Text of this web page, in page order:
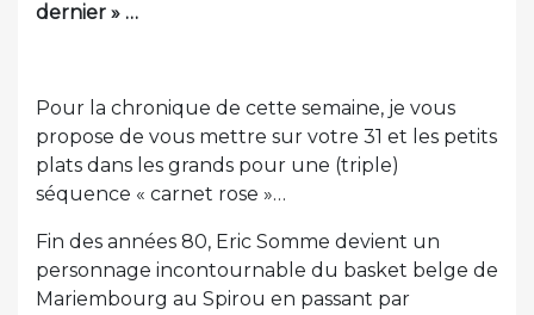
dernier » …
Pour la chronique de cette semaine, je vous
propose de vous mettre sur votre 31 et les petits
plats dans les grands pour une (triple)
séquence « carnet rose »…
Fin des années 80, Eric Somme devient un
personnage incontournable du basket belge de
Mariembourg au Spirou en passant par